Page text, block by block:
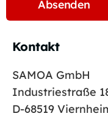
Kontakt
SAMOA GmbH
Industriestraße
D-68519